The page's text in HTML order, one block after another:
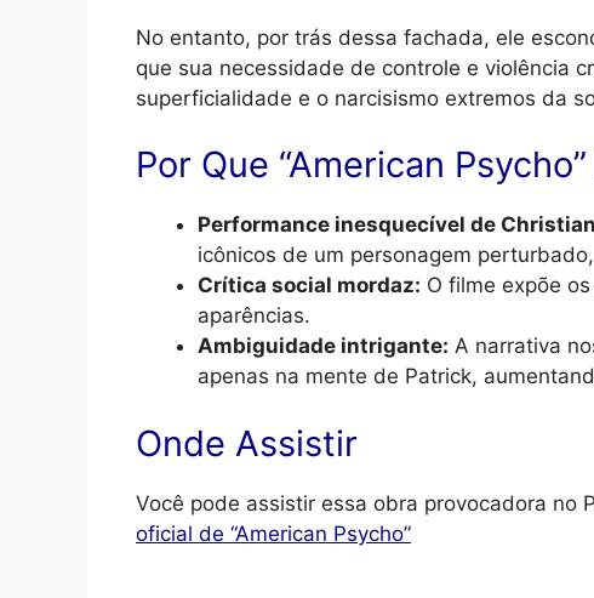
No entanto, por trás dessa fachada, ele
que sua necessidade de controle e violência
superficialidade e o narcisismo extremos da
Por Que “American
Performance inesquecível de
icônicos de um personagem
Crítica social mordaz: O filme expõe
aparências.
Ambiguidade intrigante: A narrativa
apenas na mente de Patrick,
Onde Assistir
Você pode assistir essa obra provocadora no
oficial de “American Psycho”